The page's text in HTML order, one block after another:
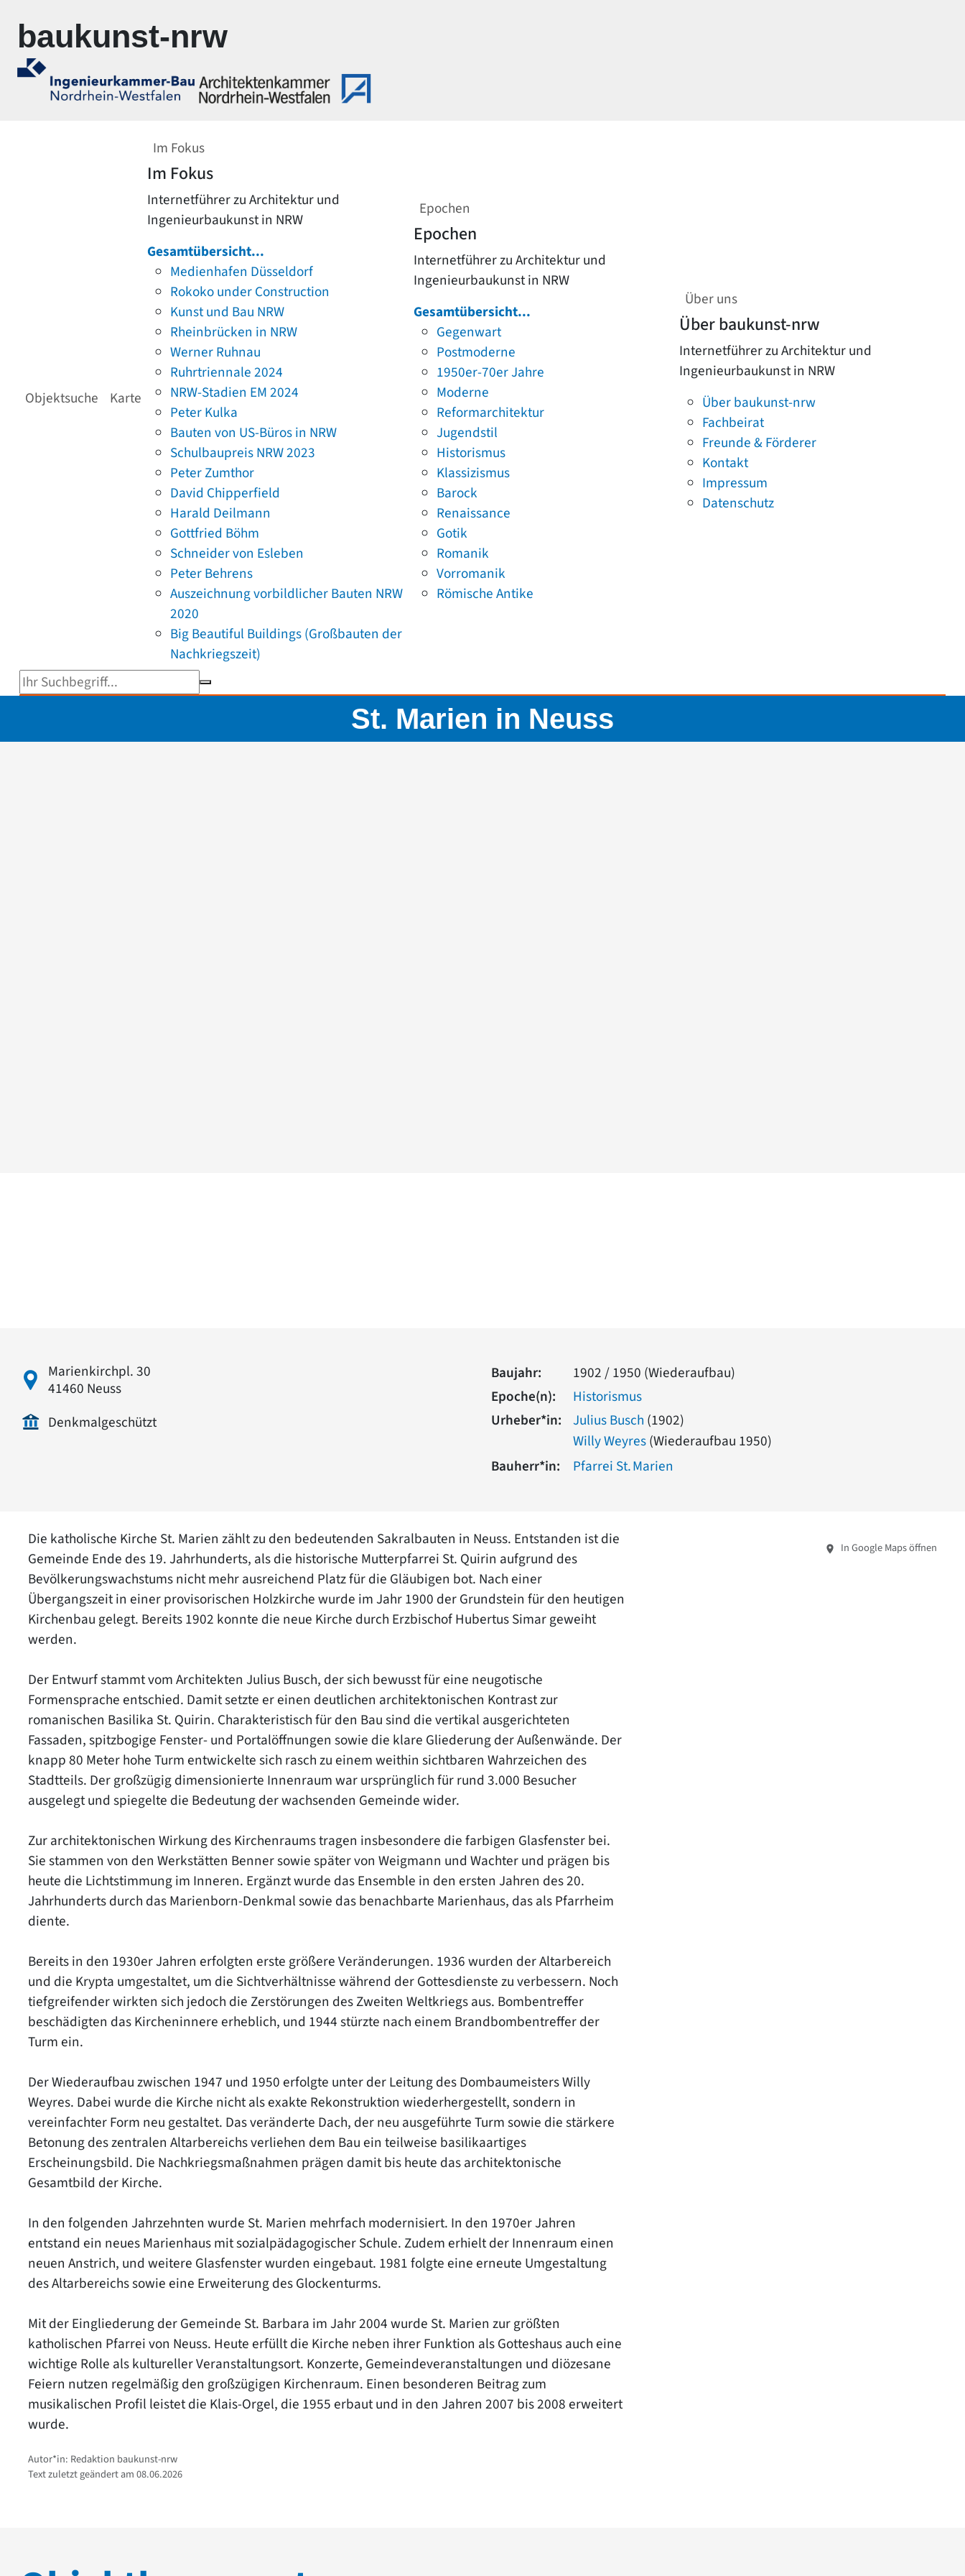
baukunst-nrw
Objektsuche Karte
Im Fokus
Im Fokus
Internetführer zu Architektur und
Ingenieurbaukunst in NRW
Gesamtübersicht...
Medienhafen Düsseldorf
Rokoko under Construction
Kunst und Bau NRW
Rheinbrücken in NRW
Werner Ruhnau
Ruhrtriennale 2024
NRW-Stadien EM 2024
Peter Kulka
Bauten von US-Büros in NRW
Schulbaupreis NRW 2023
Peter Zumthor
David Chipperfield
Harald Deilmann
Gottfried Böhm
Schneider von Esleben
Peter Behrens
Auszeichnung vorbildlicher Bauten NRW
2020
Big Beautiful Buildings (Großbauten der
Nachkriegszeit)
Epochen
Epochen
Internetführer zu Architektur und
Ingenieurbaukunst in NRW
Gesamtübersicht...
Gegenwart
Postmoderne
1950er-70er Jahre
Moderne
Reformarchitektur
Jugendstil
Historismus
Klassizismus
Barock
Renaissance
Gotik
Romanik
Vorromanik
Römische Antike
Über uns
Über baukunst-nrw
Internetführer zu Architektur und
Ingenieurbaukunst in NRW
Über baukunst-nrw
Fachbeirat
Freunde & Förderer
Kontakt
Impressum
Datenschutz
Suchbegriff eingeben
St. Marien in Neuss
Marienkirchpl. 30
41460 Neuss
Denkmalgeschützt
Baujahr:
1902 / 1950 (Wiederaufbau)
Epoche(n):
Historismus
Urheber*in:
Julius Busch (1902)
Willy Weyres(Wiederaufbau 1950)
Bauherr*in:
Pfarrei St. Marien
Die katholische Kirche St. Marien zählt zu den bedeutenden Sakralbauten in Neuss. Entstanden ist die
Gemeinde Ende des 19. Jahrhunderts, als die historische Mutterpfarrei St. Quirin aufgrund des
Bevölkerungswachstums nicht mehr ausreichend Platz für die Gläubigen bot. Nach einer
Übergangszeit in einer provisorischen Holzkirche wurde im Jahr 1900 der Grundstein für den heutigen
Kirchenbau gelegt. Bereits 1902 konnte die neue Kirche durch Erzbischof Hubertus Simar geweiht
werden.
Der Entwurf stammt vom Architekten Julius Busch, der sich bewusst für eine neugotische
Formensprache entschied. Damit setzte er einen deutlichen architektonischen Kontrast zur
romanischen Basilika St. Quirin. Charakteristisch für den Bau sind die vertikal ausgerichteten
Fassaden, spitzbogige Fenster- und Portalöffnungen sowie die klare Gliederung der Außenwände. Der
knapp 80 Meter hohe Turm entwickelte sich rasch zu einem weithin sichtbaren Wahrzeichen des
Stadtteils. Der großzügig dimensionierte Innenraum war ursprünglich für rund 3.000 Besucher
ausgelegt und spiegelte die Bedeutung der wachsenden Gemeinde wider.
Zur architektonischen Wirkung des Kirchenraums tragen insbesondere die farbigen Glasfenster bei.
Sie stammen von den Werkstätten Benner sowie später von Weigmann und Wachter und prägen bis
heute die Lichtstimmung im Inneren. Ergänzt wurde das Ensemble in den ersten Jahren des 20.
Jahrhunderts durch das Marienborn-Denkmal sowie das benachbarte Marienhaus, das als Pfarrheim
diente.
Bereits in den 1930er Jahren erfolgten erste größere Veränderungen. 1936 wurden der Altarbereich
und die Krypta umgestaltet, um die Sichtverhältnisse während der Gottesdienste zu verbessern. Noch
tiefgreifender wirkten sich jedoch die Zerstörungen des Zweiten Weltkriegs aus. Bombentreffer
beschädigten das Kircheninnere erheblich, und 1944 stürzte nach einem Brandbombentreffer der
Turm ein.
Der Wiederaufbau zwischen 1947 und 1950 erfolgte unter der Leitung des Dombaumeisters Willy
Weyres. Dabei wurde die Kirche nicht als exakte Rekonstruktion wiederhergestellt, sondern in
vereinfachter Form neu gestaltet. Das veränderte Dach, der neu ausgeführte Turm sowie die stärkere
Betonung des zentralen Altarbereichs verliehen dem Bau ein teilweise basilikaartiges
Erscheinungsbild. Die Nachkriegsmaßnahmen prägen damit bis heute das architektonische
Gesamtbild der Kirche.
In den folgenden Jahrzehnten wurde St. Marien mehrfach modernisiert. In den 1970er Jahren
entstand ein neues Marienhaus mit sozialpädagogischer Schule. Zudem erhielt der Innenraum einen
neuen Anstrich, und weitere Glasfenster wurden eingebaut. 1981 folgte eine erneute Umgestaltung
des Altarbereichs sowie eine Erweiterung des Glockenturms.
Mit der Eingliederung der Gemeinde St. Barbara im Jahr 2004 wurde St. Marien zur größten
katholischen Pfarrei von Neuss. Heute erfüllt die Kirche neben ihrer Funktion als Gotteshaus auch eine
wichtige Rolle als kultureller Veranstaltungsort. Konzerte, Gemeindeveranstaltungen und diözesane
Feiern nutzen regelmäßig den großzügigen Kirchenraum. Einen besonderen Beitrag zum
musikalischen Profil leistet die Klais-Orgel, die 1955 erbaut und in den Jahren 2007 bis 2008 erweitert
wurde.
Autor*in: Redaktion baukunst-nrw
Text zuletzt geändert am 08.06.2026
In Google Maps öffnen